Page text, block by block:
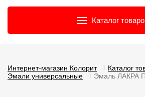
Каталог
Интернет-магазин Колорит Каталог
Эмали универсальные
Эмаль ЛАКРА